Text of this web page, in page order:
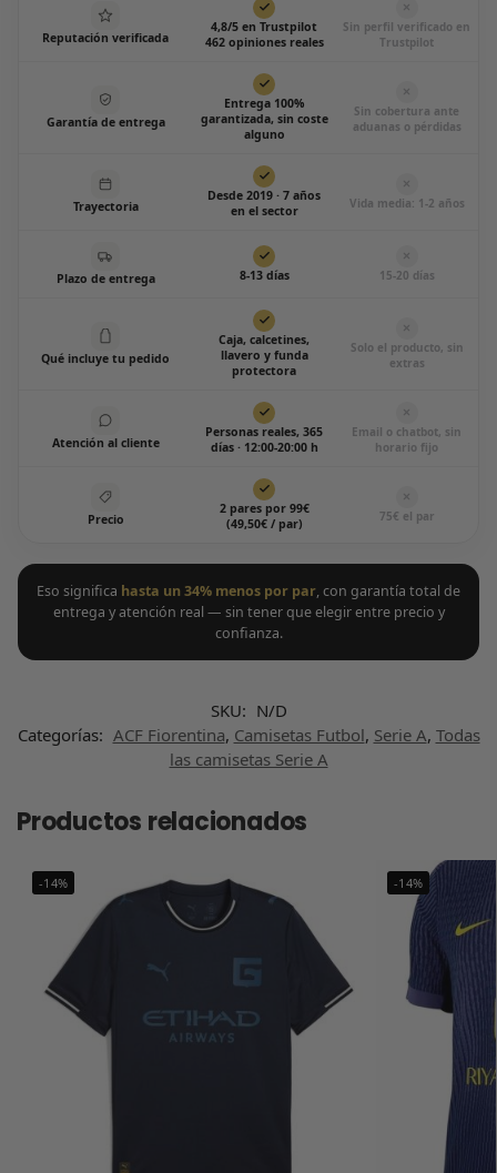
Reputación verificada
4,8/5 en Trustpilot
462 opiniones reales
Sin perfil verificado en
Trustpilot
Garantía de entrega
Entrega 100%
garantizada, sin coste
alguno
Sin cobertura ante
aduanas o pérdidas
Trayectoria
Desde 2019 · 7 años
en el sector
Vida media: 1-2 años
Plazo de entrega 8-13 días 15-20 días
Qué incluye tu pedido
Caja, calcetines,
llavero y funda
protectora
Solo el producto, sin
extras
Atención al cliente
Personas reales, 365
días · 12:00-20:00 h
Email o chatbot, sin
horario fijo
Precio
2 pares por 99€
(49,50€ / par)
75€ el par
Eso significa hasta un 34% menos por par, con garantía total de
entrega y atención real — sin tener que elegir entre precio y
confianza.
SKU: N/D
Categorías: ACF Fiorentina, Camisetas Futbol, Serie A, Todas
las camisetas Serie A
Productos relacionados
-14% -14%